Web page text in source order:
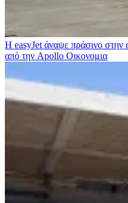
Η easyJet άναψε πράσινο στην
από την Apollo Οικονομια